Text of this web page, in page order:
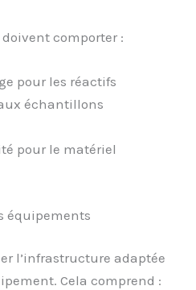
comporter :
pour les réactifs
échantillons
pour le matériel
équipements
l’infrastructure adaptée
Cela comprend :